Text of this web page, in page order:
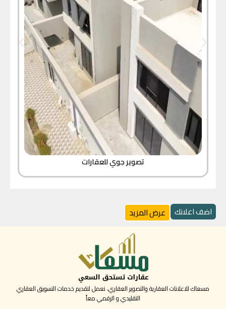
تصوير جوي للعقارات
اضف اعلانك عرض المزيد
مسعاك للاعلانات العقارية والتصوير العقاري، نعمل لتقديم خدمات التسويق العقاري
التقليدي و الرقمي معاً